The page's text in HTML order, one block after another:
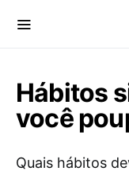
Hábitos
você
Quais hábitos